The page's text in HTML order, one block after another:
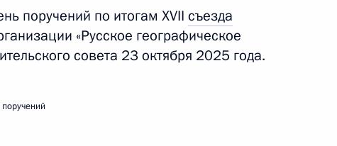
следующие материалы
участия #МыВместе
поручений по итогам XVII съезда
«Русское географическое
совета 23 октября 2025 года.